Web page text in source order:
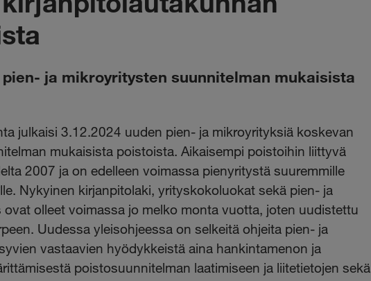
ja mikroyritysten suunnitelman mukaisista
julkaisi 3.12.2024 uuden pien- ja mikroyrityksiä koskevan
mukaisista poistoista. Aikaisempi poistoihin liittyvä
2007 ja on edelleen voimassa pienyritystä suuremmille
Nykyinen kirjanpitolaki, yrityskokoluokat sekä pien- ja
olleet voimassa jo melko monta vuotta, joten uudistettu
Uudessa yleisohjeessa on selkeitä ohjeita pien- ja
vastaavien hyödykkeistä aina hankintamenon ja
poistosuunnitelman laatimiseen ja liitetietojen sekä